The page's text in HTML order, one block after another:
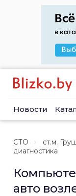
Новости
СТО ст.м.
диагностика
авто